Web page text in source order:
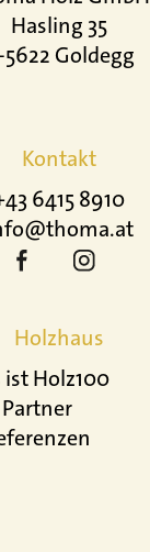
Hasling 35
5622 Goldegg
Kontakt
6415 8910
Holzhaus
ist Holz100
Partner